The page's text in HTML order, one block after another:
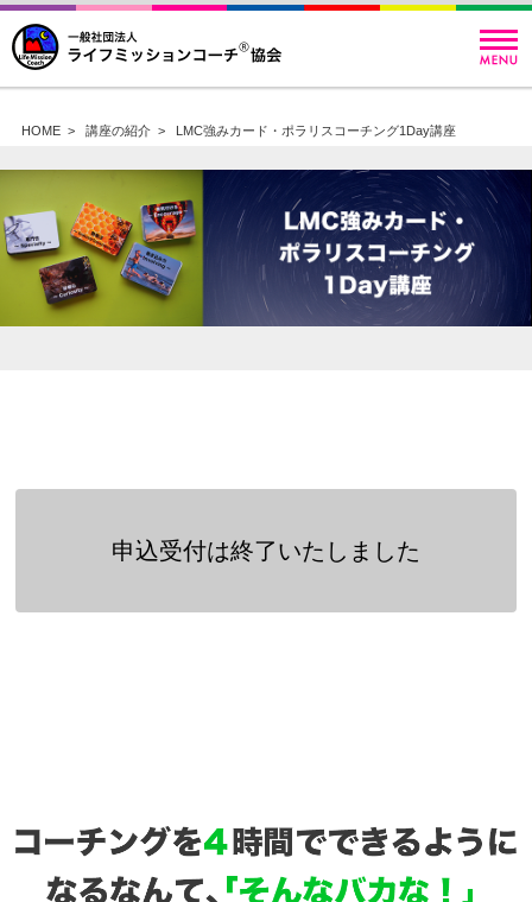
HOME> 講座の紹介> LMC強みカード・ポラリスコーチング1Day講座
申込受付は終了いたしました